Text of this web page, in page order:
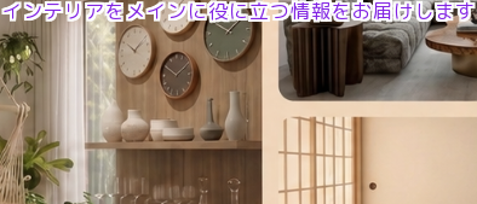
インテリアをメインに役に立つ情報をお届けします